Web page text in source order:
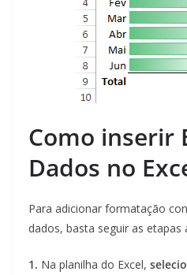
Como inserir
Dados no
Para adicionar formatação
dados, basta seguir as etapas
1. Na planilha do Excel,